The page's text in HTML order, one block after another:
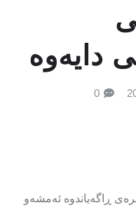
دایەوە
0
ڕاگەیاندوە ئەمشەو